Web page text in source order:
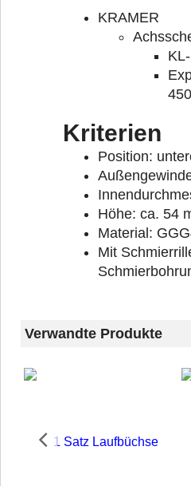
KRAMER
450
Kriterien
Position:
Höhe: ca. 54
Material:
Mit
Verwandte Produkte